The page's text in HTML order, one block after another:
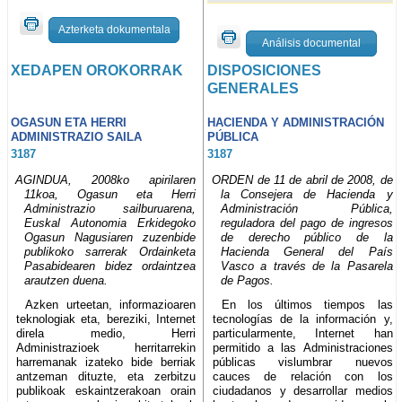
Azterketa dokumentala
Análisis documental
XEDAPEN OROKORRAK
DISPOSICIONES
GENERALES
OGASUN ETA HERRI
ADMINISTRAZIO SAILA
HACIENDA Y ADMINISTRACIÓN
PÚBLICA
3187
3187
AGINDUA, 2008ko apirilaren
11koa, Ogasun eta Herri
Administrazio sailburuarena,
Euskal Autonomia Erkidegoko
Ogasun Nagusiaren zuzenbide
publikoko sarrerak Ordainketa
Pasabidearen bidez ordaintzea
arautzen duena.
ORDEN de 11 de abril de 2008, de
la Consejera de Hacienda y
Administración Pública,
reguladora del pago de ingresos
de derecho público de la
Hacienda General del País
Vasco a través de la Pasarela
de Pagos.
Azken urteetan, informazioaren
teknologiak eta, bereziki, Internet
direla medio, Herri
Administrazioek herritarrekin
harremanak izateko bide berriak
antzeman dituzte, eta zerbitzu
publikoak eskaintzerakoan orain
En los últimos tiempos las
tecnologías de la información y,
particularmente, Internet han
permitido a las Administraciones
públicas vislumbrar nuevos
cauces de relación con los
ciudadanos y desarrollar medios